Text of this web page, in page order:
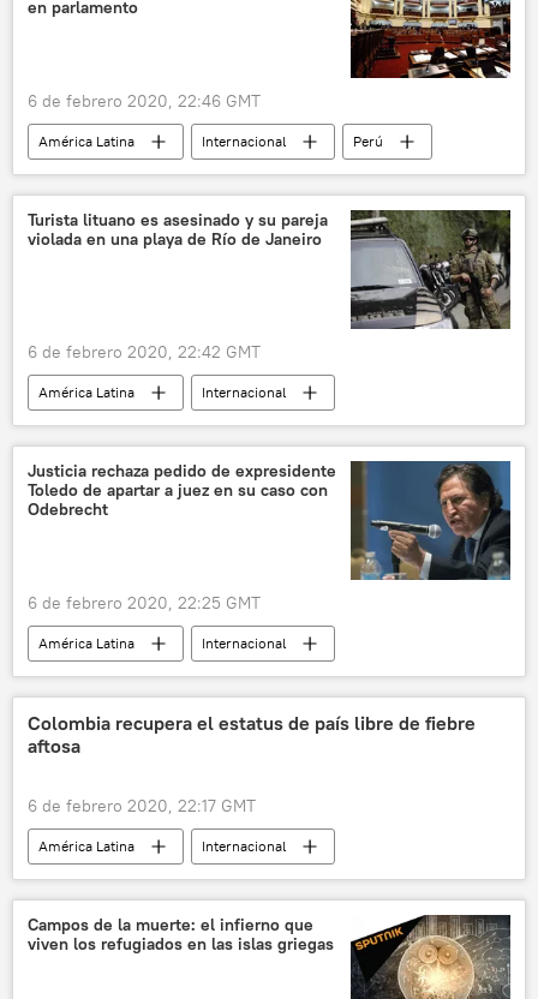
en parlamento
6 de febrero 2020, 22:46 GMT
América Latina Internacional
Perú
noticias
Turista lituano es asesinado y su pareja
violada en una playa de Río de Janeiro
6 de febrero 2020, 22:42 GMT
América Latina
Internacional
Río de Janeiro
Lituania
Brasil
asesinato
🧭 Destinos noticias
Justicia rechaza pedido de expresidente
Toledo de apartar a juez en su caso con
Odebrecht
6 de febrero 2020, 22:25 GMT
América Latina
Internacional
Alejandro Toledo
Perú
justicia
Odebrecht
noticias
Colombia recupera el estatus de país libre de fiebre
aftosa
6 de febrero 2020, 22:17 GMT
América Latina
Internacional
fiebre aftosa
Colombia noticias
Campos de la muerte: el infierno que
viven los refugiados en las islas griegas